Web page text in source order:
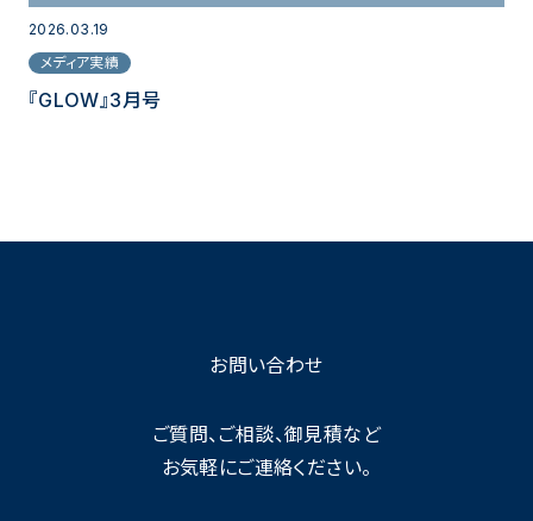
2026.03.19
メディア実績
『GLOW』3月号
お問い合わせ
ご質問、ご相談、御見積など
お気軽にご連絡ください。